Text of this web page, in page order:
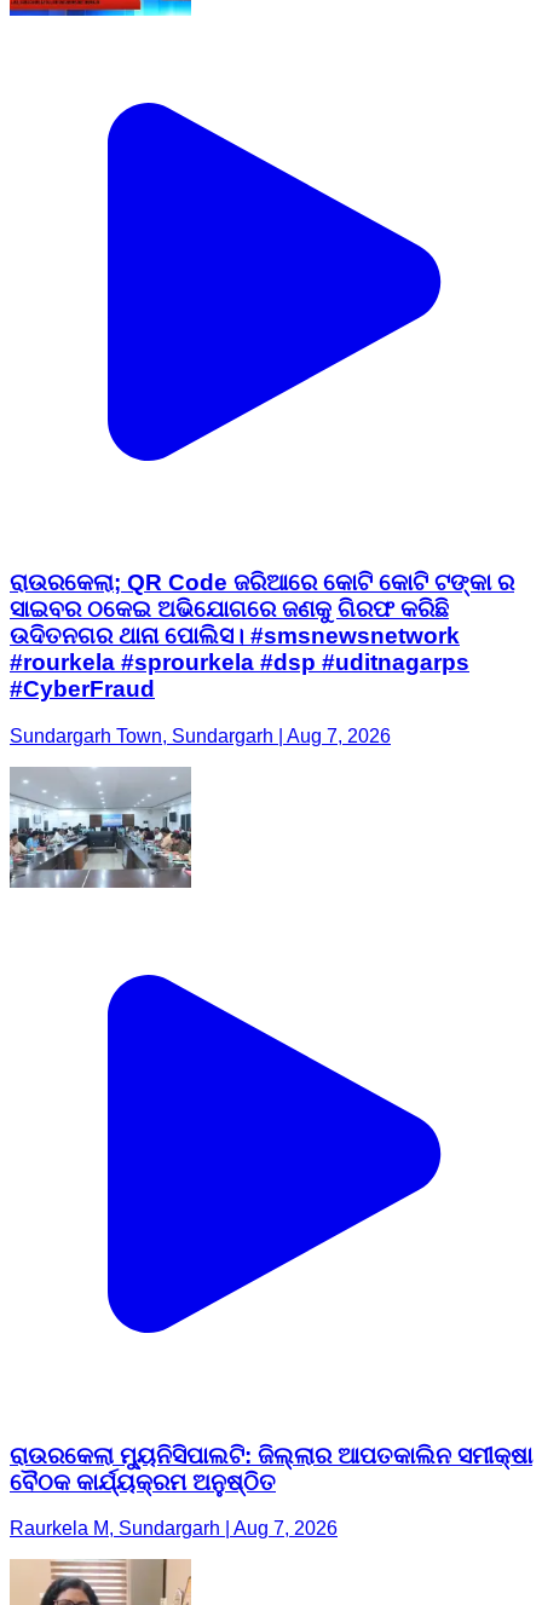
ରାଉରକେଲା; QR Code ଜରିଆରେ କୋଟି କୋଟି ଟଙ୍କା ର
ସାଇବର ଠକେଇ ଅଭିଯୋଗରେ ଜଣକୁ ଗିରଫ କରିଛି
ଉଦିତନଗର ଥାନା ପୋଲିସ। #smsnewsnetwork
#rourkela #sprourkela #dsp #uditnagarps
#CyberFraud
Sundargarh Town, Sundargarh | Aug 7, 2026
ରାଉରକେଲା ମ୍ୟୁନିସିପାଲଟି: ଜିଲ୍ଲାର ଆପତକାଲିନ ସମୀକ୍ଷା
ବୈଠକ କାର୍ଯ୍ୟକ୍ରମ ଅନୁଷ୍ଠିତ
Raurkela M, Sundargarh | Aug 7, 2026